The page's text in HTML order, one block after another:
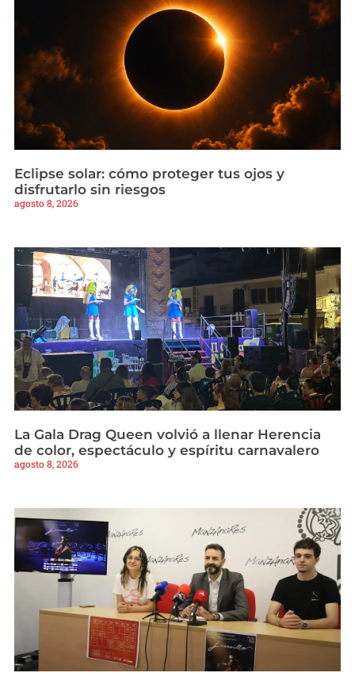
Eclipse solar: cómo proteger tus ojos y
disfrutarlo sin riesgos
agosto 8, 2026
La Gala Drag Queen volvió a llenar Herencia
de color, espectáculo y espíritu carnavalero
agosto 8, 2026